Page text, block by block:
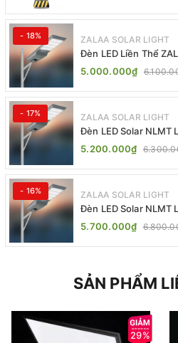
- 18% ZALAA SOLAR LIGHT
Đèn LED Liền Thể
TG 20W 25W 30W All
5.000.000₫
- 17% ZALAA SOLAR LIGHT
Đèn LED Solar NLMT
One | ZALAA Street
5.200.000₫
- 16% ZALAA SOLAR LIGHT
Đèn LED Solar NLMT
One | ZALAA Street
5.700.000₫
SẢN PHẨM
29%